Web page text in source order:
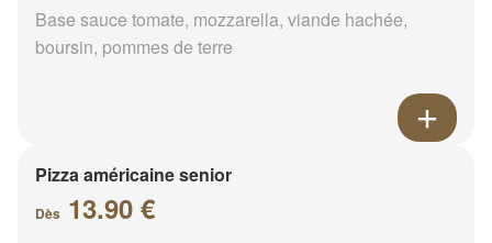
Base sauce tomate, mozzarella, viande hachée,
boursin, pommes de terre
Pizza américaine senior
Dès 13.90 €